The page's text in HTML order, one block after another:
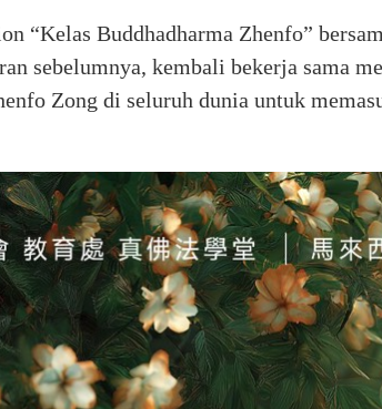
“Kelas Buddhadharma Zhenfo”
sebelumnya, kembali bekerja sama
Zong di seluruh dunia untuk